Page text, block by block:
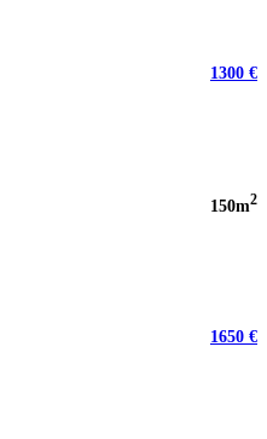
1300 €
150m2
1650 €